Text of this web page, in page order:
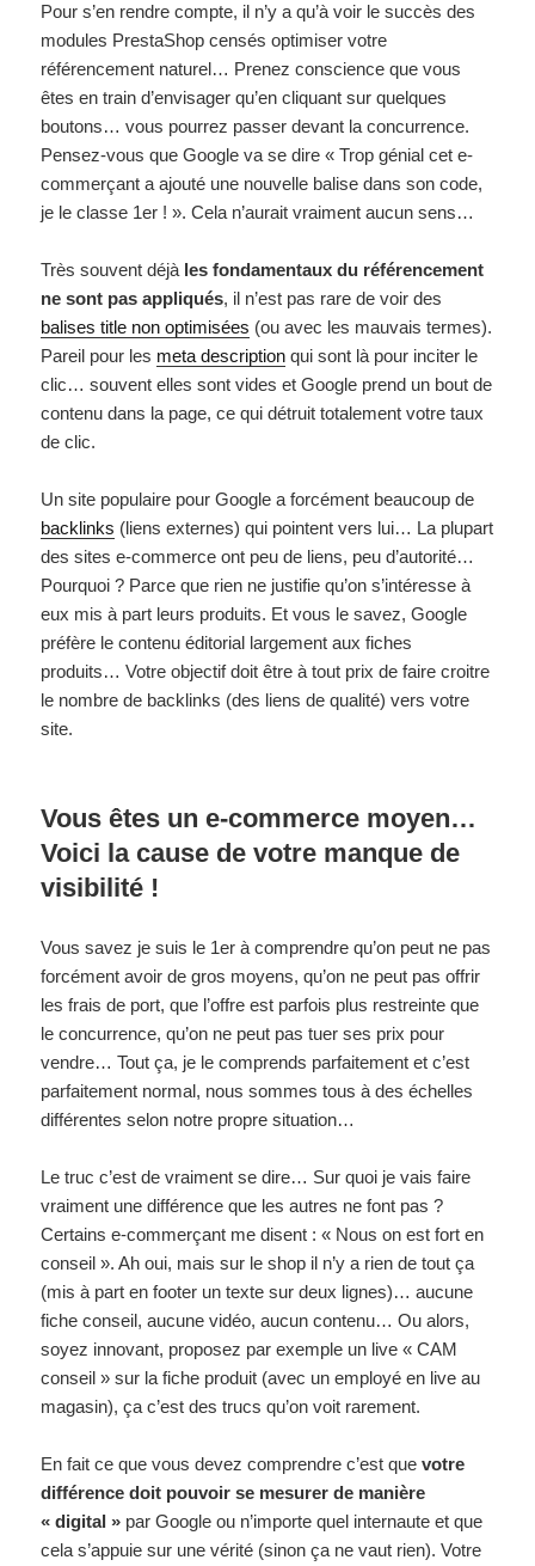
Pour s’en rendre compte, il n’y a qu’à voir le succès des
modules PrestaShop censés optimiser votre
référencement naturel… Prenez conscience que vous
êtes en train d’envisager qu’en cliquant sur quelques
boutons… vous pourrez passer devant la concurrence.
Pensez-vous que Google va se dire « Trop génial cet e-
commerçant a ajouté une nouvelle balise dans son code,
je le classe 1er ! ». Cela n’aurait vraiment aucun sens…
Très souvent déjà les fondamentaux du référencement
ne sont pas appliqués, il n’est pas rare de voir des
balises title non optimisées (ou avec les mauvais termes).
Pareil pour les meta description qui sont là pour inciter le
clic… souvent elles sont vides et Google prend un bout de
contenu dans la page, ce qui détruit totalement votre taux
de clic.
Un site populaire pour Google a forcément beaucoup de
backlinks (liens externes) qui pointent vers lui… La plupart
des sites e-commerce ont peu de liens, peu d’autorité…
Pourquoi ? Parce que rien ne justifie qu’on s’intéresse à
eux mis à part leurs produits. Et vous le savez, Google
préfère le contenu éditorial largement aux fiches
produits… Votre objectif doit être à tout prix de faire croitre
le nombre de backlinks (des liens de qualité) vers votre
site.
Vous êtes un e-commerce moyen…
Voici la cause de votre manque de
visibilité !
Vous savez je suis le 1er à comprendre qu’on peut ne pas
forcément avoir de gros moyens, qu’on ne peut pas offrir
les frais de port, que l’offre est parfois plus restreinte que
le concurrence, qu’on ne peut pas tuer ses prix pour
vendre… Tout ça, je le comprends parfaitement et c’est
parfaitement normal, nous sommes tous à des échelles
différentes selon notre propre situation…
Le truc c’est de vraiment se dire… Sur quoi je vais faire
vraiment une différence que les autres ne font pas ?
Certains e-commerçant me disent : « Nous on est fort en
conseil ». Ah oui, mais sur le shop il n’y a rien de tout ça
(mis à part en footer un texte sur deux lignes)… aucune
fiche conseil, aucune vidéo, aucun contenu… Ou alors,
soyez innovant, proposez par exemple un live « CAM
conseil » sur la fiche produit (avec un employé en live au
magasin), ça c’est des trucs qu’on voit rarement.
En fait ce que vous devez comprendre c’est quevotre
différence doit pouvoir se mesurer de manière
« digital » par Google ou n’importe quel internaute et que
cela s’appuie sur une vérité (sinon ça ne vaut rien). Votre